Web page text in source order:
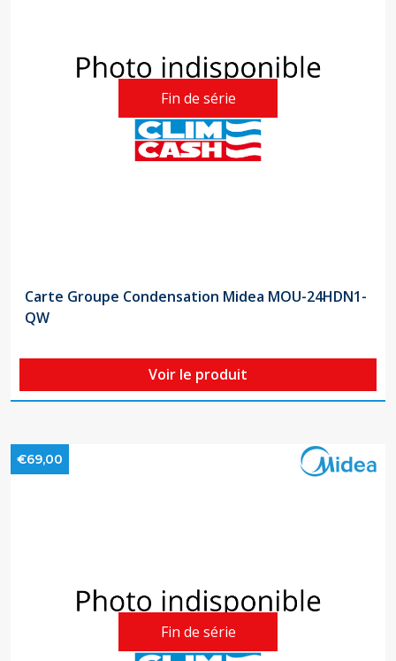
Fin de série
Carte Groupe Condensation Midea MOU-24HDN1-
QW
Voir le produit
Fin de série
€69,00